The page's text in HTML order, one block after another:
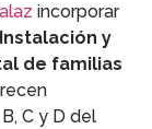
incorporar
Instalación y
de familias
C y D del